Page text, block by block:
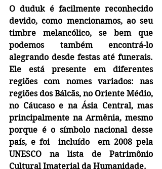
O duduk é facilmente reconhecido
devido, como mencionamos, ao seu
timbre melancólico, se bem que
podemos também encontrá-lo
alegrando desde festas até funerais.
Ele está presente em diferentes
regiões com nomes variados: nas
regiões dos Bálcãs, no Oriente Médio,
no Cáucaso e na Ásia Central, mas
principalmente na Armênia, mesmo
porque é o símbolo nacional desse
país, e foi  incluído  em 2008 pela
UNESCO na lista de Patrimônio
Cultural Imaterial da Humanidade.